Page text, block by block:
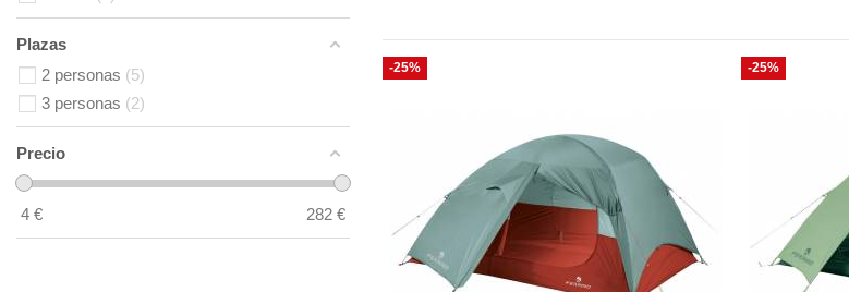
-25% -25%
Plazas
2 personas
5
3 personas
2
Precio
4 € 282 €